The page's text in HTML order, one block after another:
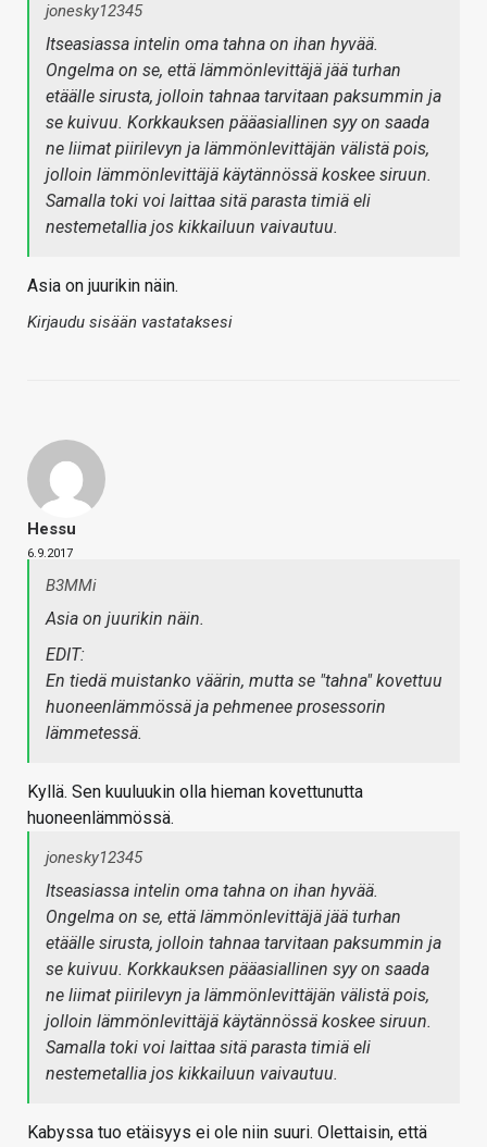
jonesky12345
Itseasiassa intelin oma tahna on ihan hyvää.
Ongelma on se, että lämmönlevittäjä jää turhan
etäälle sirusta, jolloin tahnaa tarvitaan paksummin ja
se kuivuu. Korkkauksen pääasiallinen syy on saada
ne liimat piirilevyn ja lämmönlevittäjän välistä pois,
jolloin lämmönlevittäjä käytännössä koskee siruun.
Samalla toki voi laittaa sitä parasta timiä eli
nestemetallia jos kikkailuun vaivautuu.
Asia on juurikin näin.
Kirjaudu sisään vastataksesi
Hessu
6.9.2017
B3MMi
Asia on juurikin näin.
EDIT:
En tiedä muistanko väärin, mutta se "tahna" kovettuu
huoneenlämmössä ja pehmenee prosessorin
lämmetessä.
Kyllä. Sen kuuluukin olla hieman kovettunutta
huoneenlämmössä.
jonesky12345
Itseasiassa intelin oma tahna on ihan hyvää.
Ongelma on se, että lämmönlevittäjä jää turhan
etäälle sirusta, jolloin tahnaa tarvitaan paksummin ja
se kuivuu. Korkkauksen pääasiallinen syy on saada
ne liimat piirilevyn ja lämmönlevittäjän välistä pois,
jolloin lämmönlevittäjä käytännössä koskee siruun.
Samalla toki voi laittaa sitä parasta timiä eli
nestemetallia jos kikkailuun vaivautuu.
Kabyssa tuo etäisyys ei ole niin suuri. Olettaisin, että